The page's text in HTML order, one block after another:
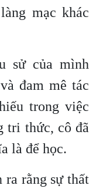
mạc khác
sử của mình
đam mê tác
trong việc
tri ​​thức, cô đã
là để học.
ra rằng sự thất